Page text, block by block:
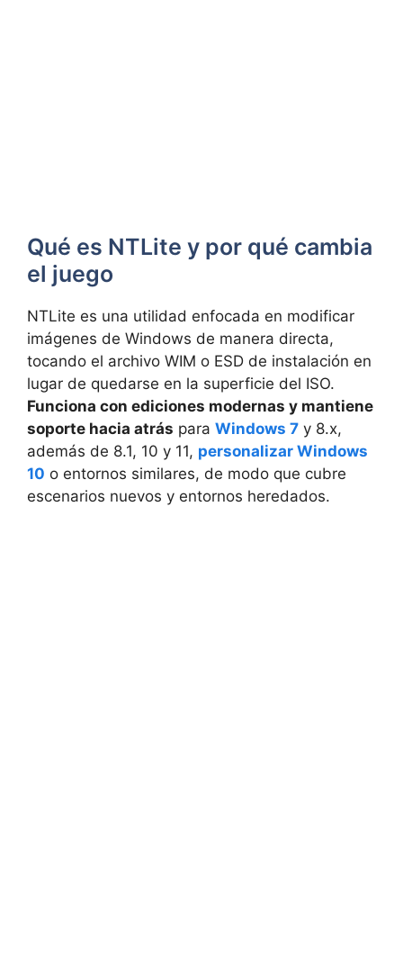
Qué es NTLite y por qué cambia
el juego
NTLite es una utilidad enfocada en modificar
imágenes de Windows de manera directa,
tocando el archivo WIM o ESD de instalación en
lugar de quedarse en la superficie del ISO.
Funciona con ediciones modernas y mantiene
soporte hacia atrás para Windows 7 y 8.x,
además de 8.1, 10 y 11, personalizar Windows
10 o entornos similares, de modo que cubre
escenarios nuevos y entornos heredados.